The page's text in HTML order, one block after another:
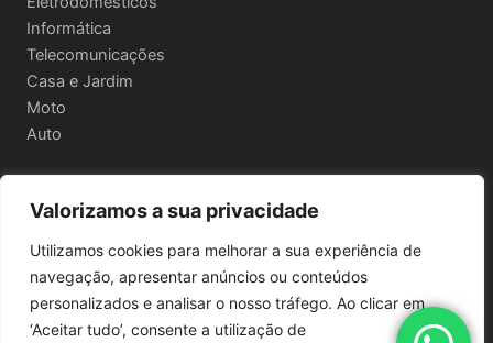
Valorizamos a sua privacidade
Utilizamos cookies para melhorar a sua experiência de
navegação, apresentar anúncios ou conteúdos
personalizados e analisar o nosso tráfego. Ao clicar em
‘Aceitar tudo’, consente a utilização de
Informática
Telecomunicações
Casa e Jardim
Moto
Auto
Informações Legais
Política de privacidade
Termos e Condições
Política de Envio e Devoluções